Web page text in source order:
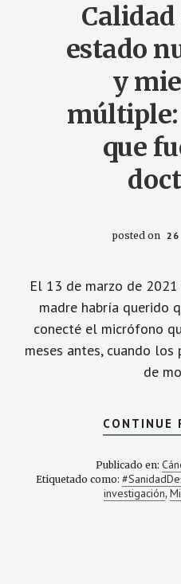
estado
y
que
posted on 26
El 13 de marzo de
madre habría querido
conecté el micrófono
meses antes, cuando
de
CONTINUE
Publicado en:
Etiquetado como:
investigación,